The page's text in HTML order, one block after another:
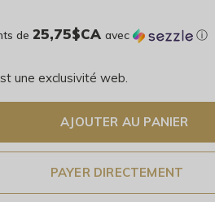
de 25,75$CA avec ⓘ
une exclusivité web.
AJOUTER AU PANIER
PAYER DIRECTEMENT